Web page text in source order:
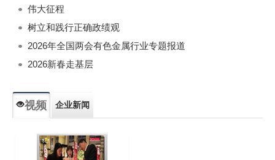
伟大征程
树立和践行正确政绩观
2026年全国两会有色金属行业专题报道
2026新春走基层
视频 企业新闻